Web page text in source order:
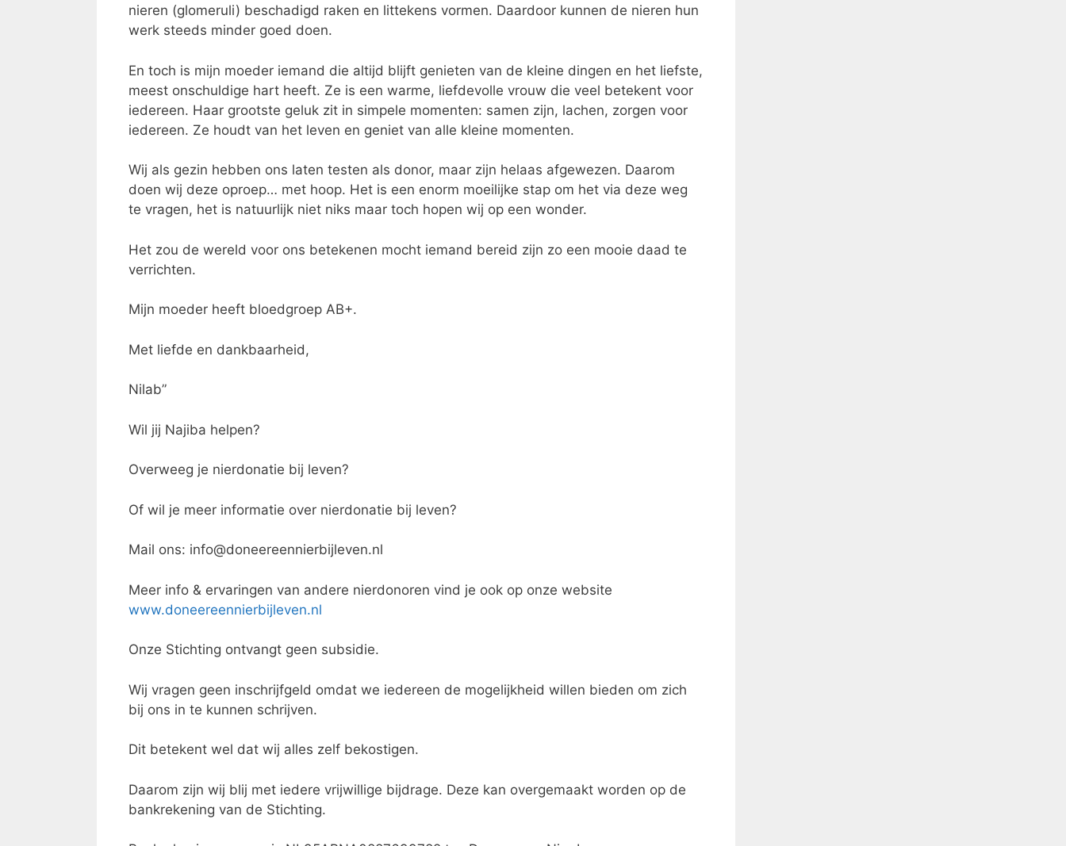
nieren (glomeruli) beschadigd raken en littekens vormen. Daardoor kunnen de nieren hun
werk steeds minder goed doen.
En toch is mijn moeder iemand die altijd blijft genieten van de kleine dingen en het liefste,
meest onschuldige hart heeft. Ze is een warme, liefdevolle vrouw die veel betekent voor
iedereen. Haar grootste geluk zit in simpele momenten: samen zijn, lachen, zorgen voor
iedereen. Ze houdt van het leven en geniet van alle kleine momenten.
Wij als gezin hebben ons laten testen als donor, maar zijn helaas afgewezen. Daarom
doen wij deze oproep… met hoop. Het is een enorm moeilijke stap om het via deze weg
te vragen, het is natuurlijk niet niks maar toch hopen wij op een wonder.
Het zou de wereld voor ons betekenen mocht iemand bereid zijn zo een mooie daad te
verrichten.
Mijn moeder heeft bloedgroep AB+.
Met liefde en dankbaarheid,
Nilab”
Wil jij Najiba helpen?
Overweeg je nierdonatie bij leven?
Of wil je meer informatie over nierdonatie bij leven?
Mail ons: info@doneereennierbijleven.nl
Meer info & ervaringen van andere nierdonoren vind je ook op onze website
www.doneereennierbijleven.nl
Onze Stichting ontvangt geen subsidie.
Wij vragen geen inschrijfgeld omdat we iedereen de mogelijkheid willen bieden om zich
bij ons in te kunnen schrijven.
Dit betekent wel dat wij alles zelf bekostigen.
Daarom zijn wij blij met iedere vrijwillige bijdrage. Deze kan overgemaakt worden op de
bankrekening van de Stichting.